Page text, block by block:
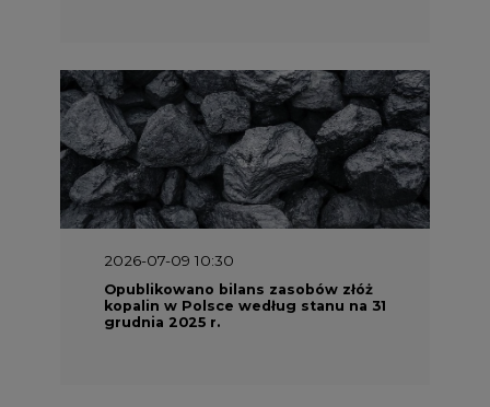
2026-07-09 10:30
Opublikowano bilans zasobów złóż
kopalin w Polsce według stanu na 31
grudnia 2025 r.